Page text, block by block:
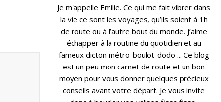
Je m'appelle Emilie. Ce qui me fait vibrer dans
la vie ce sont les voyages, qu’ils soient à 1h
de route ou à l’autre bout du monde, j’aime
échapper à la routine du quotidien et au
fameux dicton métro-boulot-dodo ... Ce blog
est un peu mon carnet de route et un bon
moyen pour vous donner quelques précieux
conseils avant votre départ. Je vous invite